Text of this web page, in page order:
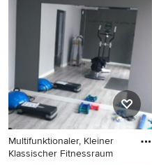
Moderner Fitnessraum in
Barcelona
Multifunktionaler, Kleiner
Klassischer Fitnessraum